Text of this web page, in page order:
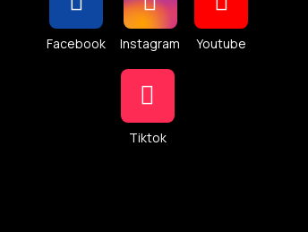
Facebook Instagram Youtube
Tiktok